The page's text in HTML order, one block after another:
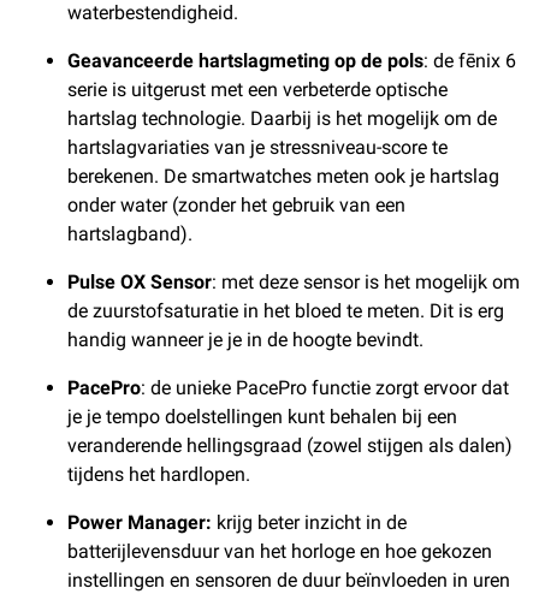
waterbestendigheid.
Geavanceerde hartslagmeting op de pols: de fēnix 6
serie is uitgerust met een verbeterde optische
hartslag technologie. Daarbij is het mogelijk om de
hartslagvariaties van je stressniveau-score te
berekenen. De smartwatches meten ook je hartslag
onder water (zonder het gebruik van een
hartslagband).
Pulse OX Sensor: met deze sensor is het mogelijk om
de zuurstofsaturatie in het bloed te meten. Dit is erg
handig wanneer je je in de hoogte bevindt.
PacePro: de unieke PacePro functie zorgt ervoor dat
je je tempo doelstellingen kunt behalen bij een
veranderende hellingsgraad (zowel stijgen als dalen)
tijdens het hardlopen.
Power Manager: krijg beter inzicht in de
batterijlevensduur van het horloge en hoe gekozen
instellingen en sensoren de duur beïnvloeden in uren